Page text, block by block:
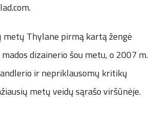
metų Thylane pirmą kartą žengė
dizainerio šou metu, o 2007 m.
ir nepriklausomų kritikų
metų veidų sąrašo viršūnėje.